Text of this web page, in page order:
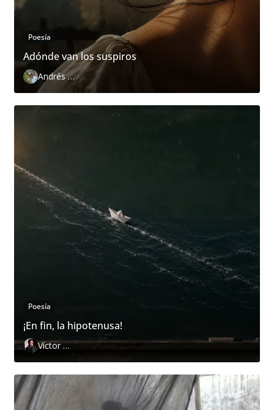
Poesía
Adónde van los suspiros
Andrés Zurita Zafra
Poesía
¡En fin, la hipotenusa!
Víctor Hugo Pedraza